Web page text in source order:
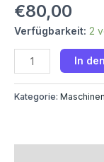
€80,00
Verfügbarkeit: 2
In
Kategorie: